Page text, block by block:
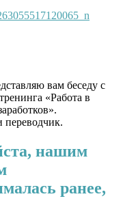
вам беседу с
«Работа в
переводчик.
нашим
ранее,